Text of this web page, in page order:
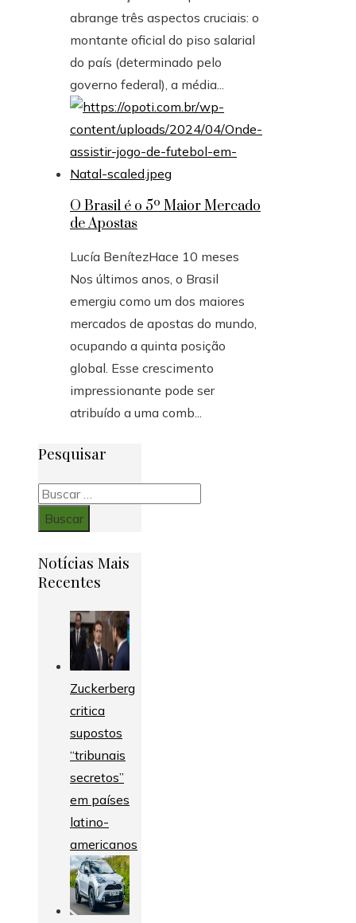
abrange três aspectos cruciais: o
montante oficial do piso salarial
do país (determinado pelo
governo federal), a média...
O Brasil é o 5º Maior Mercado
de Apostas
Lucía BenítezHace 10 meses
Nos últimos anos, o Brasil
emergiu como um dos maiores
mercados de apostas do mundo,
ocupando a quinta posição
global. Esse crescimento
impressionante pode ser
atribuído a uma comb...
Pesquisar
Buscar:
Notícias Mais
Recentes
Zuckerberg
critica
supostos
“tribunais
secretos”
em países
latino-
americanos